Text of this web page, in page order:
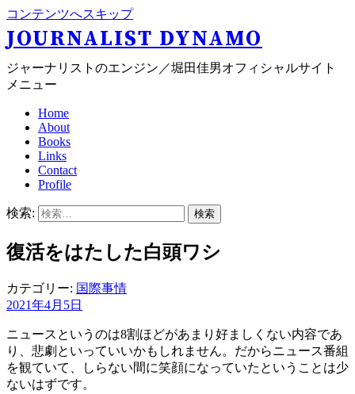
コンテンツへスキップ
JOURNALIST DYNAMO
ジャーナリストのエンジン／堀田佳男オフィシャルサイト
メニュー
Home
About
Books
Links
Contact
Profile
検索:
復活をはたした白頭ワシ
カテゴリー: 国際事情
2021年4月5日
ニュースというのは8割ほどがあまり好ましくない内容であ
り、悲劇といっていいかもしれません。だからニュース番組
を観ていて、しらない間に笑顔になっていたということは少
ないはずです。